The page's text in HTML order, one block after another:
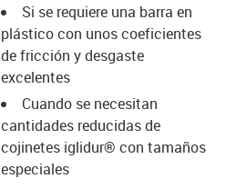
Si se requiere una barra en
plástico con unos coeficientes
de fricción y desgaste
excelentes
Cuando se necesitan
cantidades reducidas de
cojinetes iglidur® con tamaños
especiales